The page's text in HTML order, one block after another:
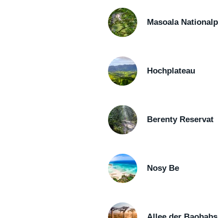
Masoala
Hochplateau
Berenty Reservat
Nosy Be